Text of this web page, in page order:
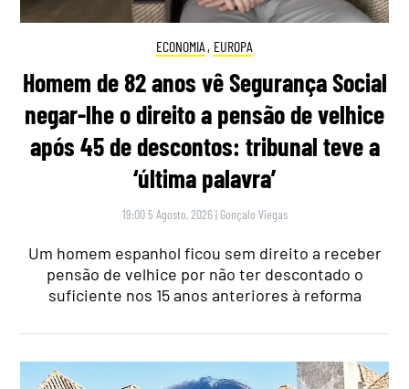
ECONOMIA , EUROPA
Homem de 82 anos vê Segurança Social
negar-lhe o direito a pensão de velhice
após 45 de descontos: tribunal teve a
‘última palavra’
19:00 5 Agosto, 2026 | Gonçalo Viegas
Um homem espanhol ficou sem direito a receber
pensão de velhice por não ter descontado o
suficiente nos 15 anos anteriores à reforma